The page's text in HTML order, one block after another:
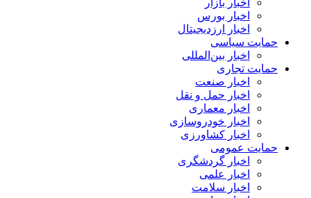
اخبار بورس
اخبار ارزدیجیتال
حمایت سیاسی
اخبار بین‌المللی
حمایت تجاری
اخبار صنعت
اخبار حمل و نقل
اخبار معماری
اخبار خودروسازی
اخبار کشاورزی
حمایت عمومی
اخبار گردشگری
اخبار علمی
اخبار سلامت